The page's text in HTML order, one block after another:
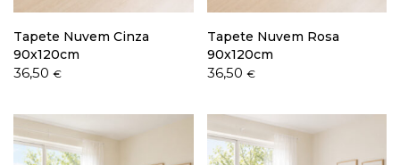
Tapete Nuvem Cinza
90x120cm
36,50 €
Tapete Nuvem Rosa
90x120cm
36,50 €